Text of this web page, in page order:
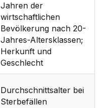
Jahren der
wirtschaftlichen
Bevölkerung nach 20-
Jahres-Altersklassen;
Herkunft und
Geschlecht
Durchschnittsalter bei
Sterbefällen